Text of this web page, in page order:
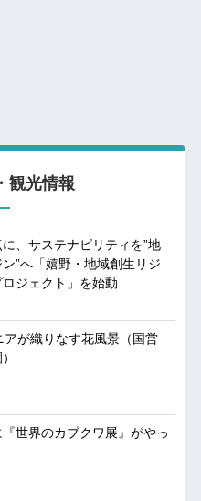
観光情報
、サステナビリティを”地
”へ「嬉野・地域創生リジ
ジェクト」を始動
アが織りなす花風景（国営
世界のカブクワ展』がやっ